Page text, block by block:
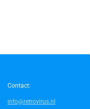
Contact:
info@retrovirus.nl